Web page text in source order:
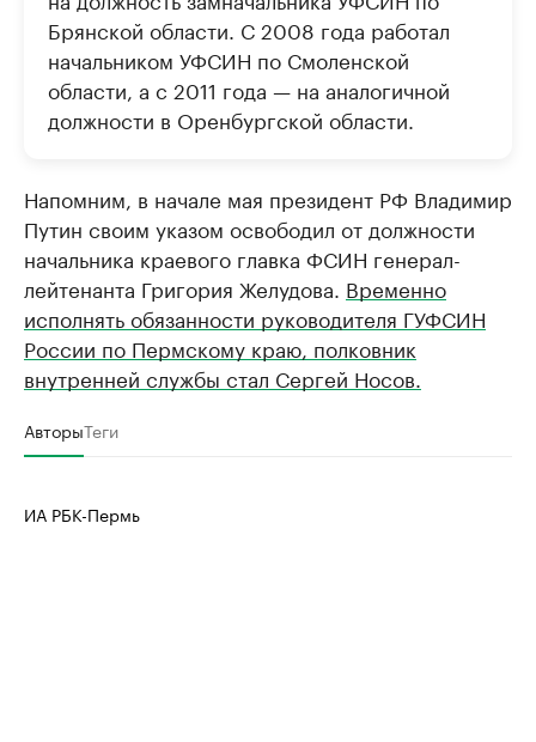
Брянской области. С 2008 года работал
начальником УФСИН по Смоленской
области, а с 2011 года — на аналогичной
должности в Оренбургской области.
Напомним, в начале мая президент РФ Владимир
Путин своим указом освободил от должности
начальника краевого главка ФСИН генерал-
лейтенанта Григория Желудова. ​ Временно
исполнять обязанности руководителя ГУФСИН
России по Пермскому краю, полковник
внутренней службы стал Сергей Носов.
АвторыТеги
ИА РБК-Пермь